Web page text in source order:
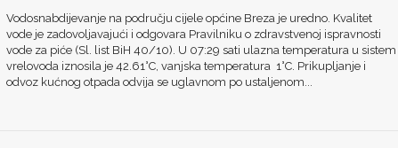
Vodosnabdijevanje na području cijele općine Breza je uredno. Kvalitet
vode je zadovoljavajući i odgovara Pravilniku o zdravstvenoj ispravnosti
vode za piće (Sl. list BiH 40/10). U 07:29 sati ulazna temperatura u sistem
vrelovoda iznosila je 42.61°C, vanjska temperatura 1°C. Prikupljanje i
odvoz kućnog otpada odvija se uglavnom po ustaljenom...